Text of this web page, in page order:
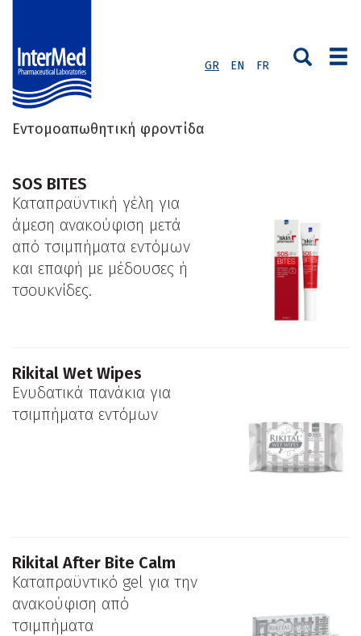
GR EN FR
Εντομοαπωθητική φροντίδα
SOS BITES
Kαταπραϋντική γέλη για
άμεση ανακούφιση μετά
από τσιμπήματα εντόμων
και επαφή με μέδουσες ή
τσουκνίδες.
Rikital Wet Wipes
Ενυδατικά πανάκια για
τσιμπήματα εντόμων
Rikital After Bite Calm
Καταπραϋντικό gel για την
ανακούφιση από
τσιμπήματα